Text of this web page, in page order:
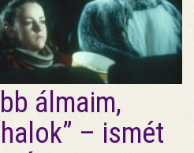
álmaim,
– ismét